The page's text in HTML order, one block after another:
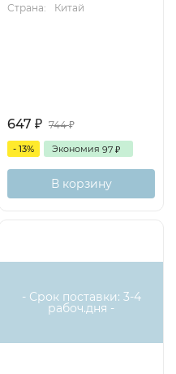
Страна:
Китай
647 ₽ 744₽
- 13% Экономия 97 ₽
В корзину
- Срок поставки: 3-4
рабоч.дня -